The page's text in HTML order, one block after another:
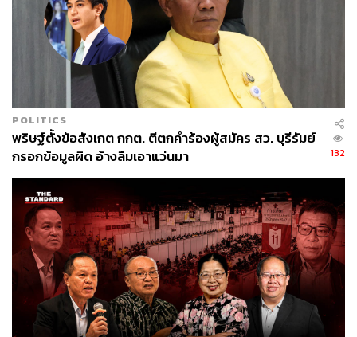
POLITICS
พริษฐ์ตั้งข้อสังเกต กกต. ตีตกคำร้องผู้สมัคร สว. บุรีรัมย์
กรอกข้อมูลผิด อ้างลืมเอาแว่นมา
132